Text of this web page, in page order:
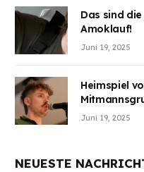
Das sind
Amoklauf!
Juni 19, 2025
Heimspiel
Juni 19, 2025
NEUESTE